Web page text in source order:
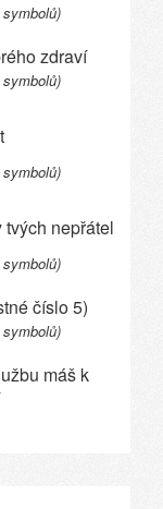
zdraví
nepřátel
číslo 5)
máš k